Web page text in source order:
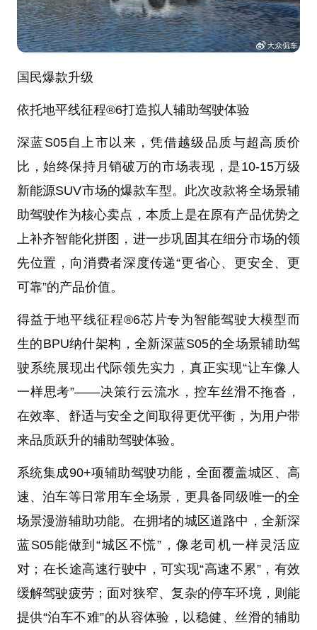
国民爆款升级
依托地平线征程®6打造拟人辅助驾驶体验
深蓝S05自上市以来，凭借越级品质与超高质价
比，始终保持月销破万的市场表现，是10-15万级
新能源SUV市场的爆款车型。此次改款将全场景辅
助驾驶作为核心卖点，本质上是在原有产品优势之
上补齐智能化拼图，进一步巩固其在细分市场的领
先位置，向消费者深度传递“更省心、更安全、更
可靠”的产品价值。
得益于地平线征程®6芯片专为智能驾驶大模型而
生的BPU纳什架构，全新深蓝S05的全场景辅助驾
驶系统展现出代际领先实力，真正实现“让车像人
一样思考”——决策行云流水，控车丝滑不拖沓，
在效率、舒适与安全之间取得更优平衡，为用户带
来品质跃升的辅助驾驶体验。
系统集成90+项辅助驾驶功能，全面覆盖城区、高
速、泊车等日常用车全场景，更具备同级唯一的全
场景漫游辅助功能。在拥堵的城区道路中，全新深
蓝S05能做到“城区不慌”，像老司机一样灵活应
对；在长途高速行驶中，可实现“高速不累”，有效
缓解驾驶疲劳；面对狭窄、复杂的停车环境，则能
提供“泊车不难”的从容体验，以稳健、丝滑的辅助